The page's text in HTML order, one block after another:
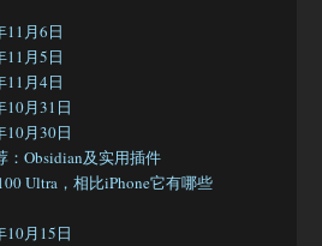
11月6日
11月5日
11月4日
10月31日
10月30日
：Obsidian及实用插件
Ultra，相比iPhone它有哪些
10月15日